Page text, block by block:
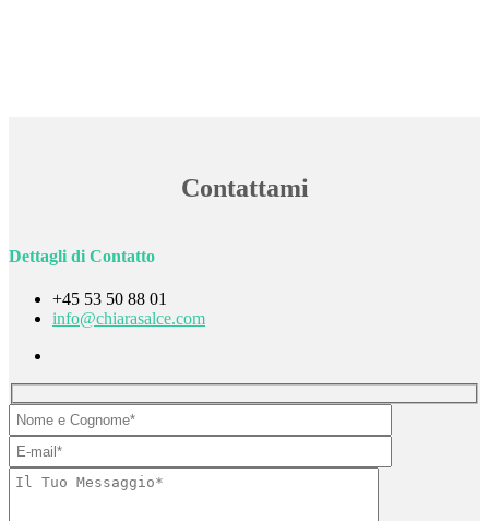
Contattami
Dettagli di Contatto
+45 53 50 88 01
info@chiarasalce.com